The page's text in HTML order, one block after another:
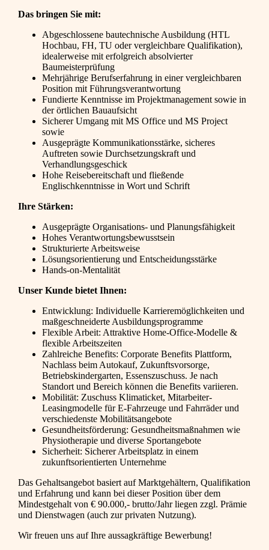
Das bringen Sie mit:
Abgeschlossene bautechnische Ausbildung (HTL
Hochbau, FH, TU oder vergleichbare Qualifikation),
idealerweise mit erfolgreich absolvierter
Baumeisterprüfung
Mehrjährige Berufserfahrung in einer vergleichbaren
Position mit Führungsverantwortung
Fundierte Kenntnisse im Projektmanagement sowie in
der örtlichen Bauaufsicht
Sicherer Umgang mit MS Office und MS Project
sowie
Ausgeprägte Kommunikationsstärke, sicheres
Auftreten sowie Durchsetzungskraft und
Verhandlungsgeschick
Hohe Reisebereitschaft und fließende
Englischkenntnisse in Wort und Schrift
Ihre Stärken:
Ausgeprägte Organisations- und Planungsfähigkeit
Hohes Verantwortungsbewusstsein
Strukturierte Arbeitsweise
Lösungsorientierung und Entscheidungsstärke
Hands-on-Mentalität
Unser Kunde bietet Ihnen:
Entwicklung: Individuelle Karrieremöglichkeiten und
maßgeschneiderte Ausbildungsprogramme
Flexible Arbeit: Attraktive Home-Office-Modelle &
flexible Arbeitszeiten
Zahlreiche Benefits: Corporate Benefits Plattform,
Nachlass beim Autokauf, Zukunftsvorsorge,
Betriebskindergarten, Essenszuschuss. Je nach
Standort und Bereich können die Benefits variieren.
Mobilität: Zuschuss Klimaticket, Mitarbeiter-
Leasingmodelle für E-Fahrzeuge und Fahrräder und
verschiedenste Mobilitätsangebote
Gesundheitsförderung: Gesundheitsmaßnahmen wie
Physiotherapie und diverse Sportangebote
Sicherheit: Sicherer Arbeitsplatz in einem
zukunftsorientierten Unternehme
Das Gehaltsangebot basiert auf Marktgehältern, Qualifikation
und Erfahrung und kann bei dieser Position über dem
Mindestgehalt von € 90.000,- brutto/Jahr liegen zzgl. Prämie
und Dienstwagen (auch zur privaten Nutzung).
Wir freuen uns auf Ihre aussagkräftige Bewerbung!